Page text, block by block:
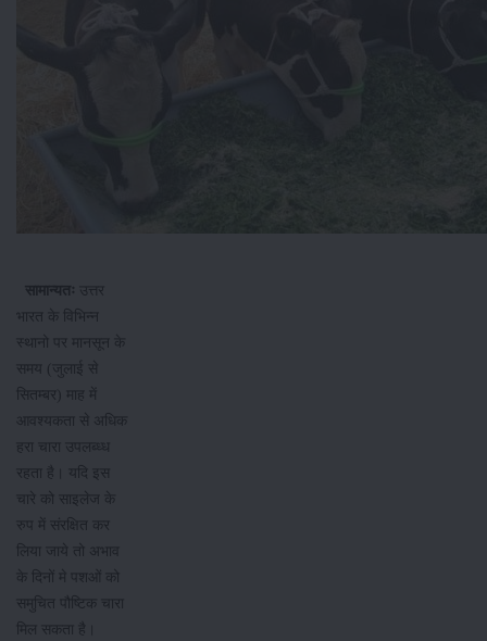
सामान्यतः उत्तर
भारत के विभिन्न
स्थानो पर मानसून के
समय (जुलाई से
सितम्बर) माह में
आवश्यकता से अधिक
हरा चारा उपलब्ध्ध
रहता है। यदि इस
चारे को साइलेज के
रुप में संरक्षित कर
लिया जाये तो अभाव
के दिनों मे पशओं को
समुचित पौष्टिक चारा
मिल सकता है।